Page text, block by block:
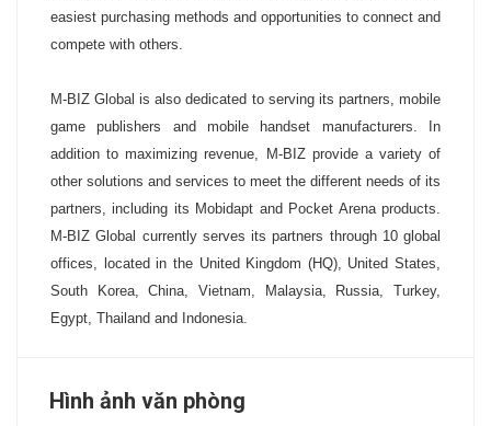
easiest purchasing methods and opportunities to connect and
compete with others.
M-BIZ Global is also dedicated to serving its partners, mobile
game publishers and mobile handset manufacturers. In
addition to maximizing revenue, M-BIZ provide a variety of
other solutions and services to meet the different needs of its
partners, including its Mobidapt and Pocket Arena products.
M-BIZ Global currently serves its partners through 10 global
offices, located in the United Kingdom (HQ), United States,
South Korea, China, Vietnam, Malaysia, Russia, Turkey,
Egypt, Thailand and Indonesia.
Hình ảnh văn phòng